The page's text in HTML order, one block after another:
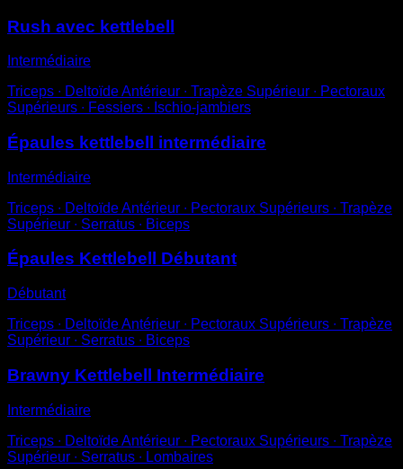
Rush avec kettlebell
Intermédiaire
Triceps ∙ Deltoïde Antérieur ∙ Trapèze Supérieur ∙ Pectoraux
Supérieurs ∙ Fessiers ∙ Ischio-jambiers
Épaules kettlebell intermédiaire
Intermédiaire
Triceps ∙ Deltoïde Antérieur ∙ Pectoraux Supérieurs ∙ Trapèze
Supérieur ∙ Serratus ∙ Biceps
Épaules Kettlebell Débutant
Débutant
Triceps ∙ Deltoïde Antérieur ∙ Pectoraux Supérieurs ∙ Trapèze
Supérieur ∙ Serratus ∙ Biceps
Brawny Kettlebell Intermédiaire
Intermédiaire
Triceps ∙ Deltoïde Antérieur ∙ Pectoraux Supérieurs ∙ Trapèze
Supérieur ∙ Serratus ∙ Lombaires